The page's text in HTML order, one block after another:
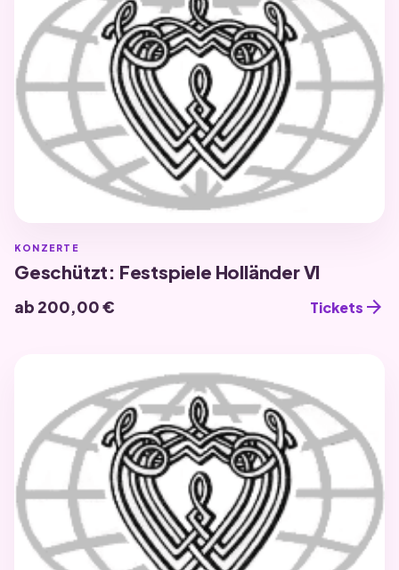
KONZERTE
Geschützt: Festspiele Holländer VI
ab 200,00 € Tickets arrow_forward